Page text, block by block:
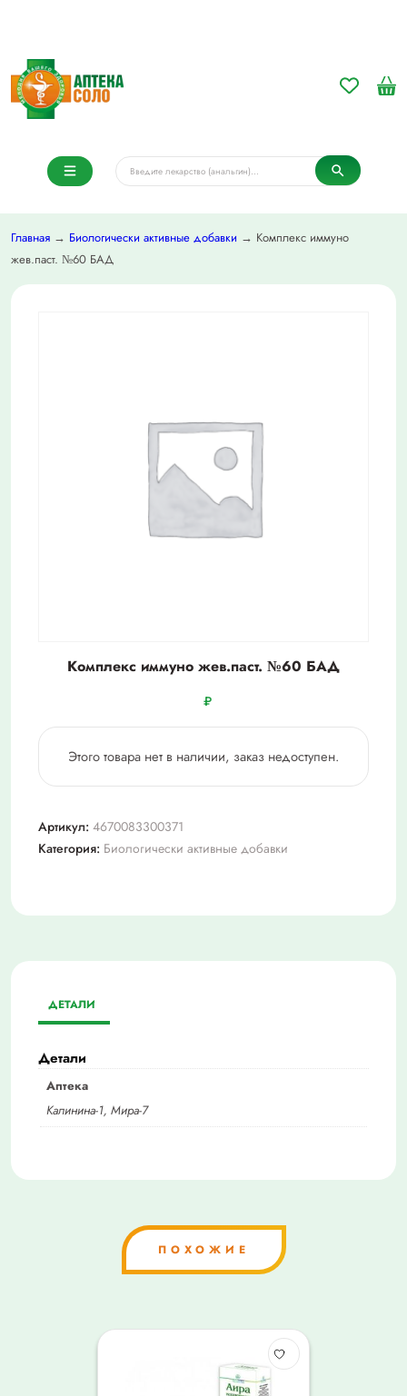
Главная → Биологически активные добавки → Комплекс иммуно
жев.паст. №60 БАД
Комплекс иммуно жев.паст. №60 БАД
₽
Этого товара нет в наличии, заказ недоступен.
Артикул: 4670083300371
Категория: Биологически активные добавки
ДЕТАЛИ
Детали
Аптека
Калинина-1, Мира-7
ПОХОЖИЕ